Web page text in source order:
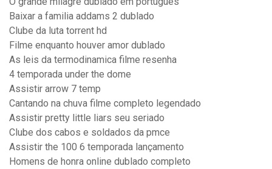
Baixar a familia addams 2 dublado
Clube da luta torrent hd
Filme enquanto houver amor dublado
As leis da termodinamica filme resenha
4 temporada under the dome
Assistir arrow 7 temp
Cantando na chuva filme completo legendado
Assistir pretty little liars seu seriado
Clube dos cabos e soldados da pmce
Assistir the 100 6 temporada lançamento
Homens de honra online dublado completo